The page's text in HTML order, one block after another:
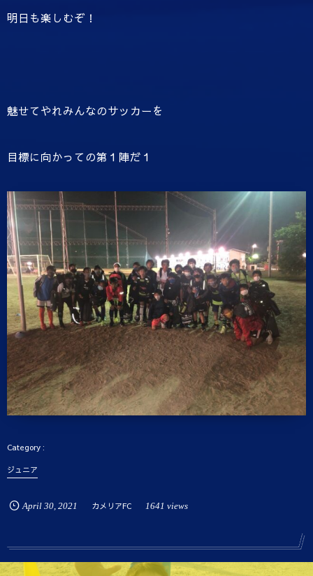
明日も楽しむぞ！
魅せてやれみんなのサッカーを
目標に向かっての第１陣だ１
ジュニア
April 30, 2021 カメリアFC 1641 views